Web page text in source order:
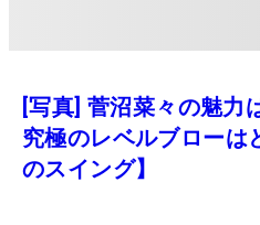
[写真] 菅沼菜々の魅力
究極のレベルブローは
のスイング】